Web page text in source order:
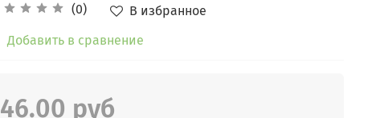
(0)
В избранное
Добавить в сравнение
46.00 руб